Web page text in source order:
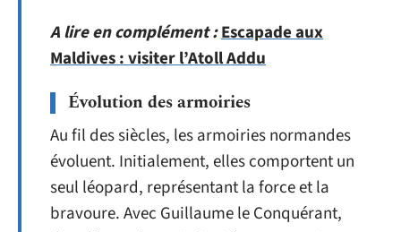
A lire en complément :Escapade aux
Maldives : visiter l’Atoll Addu
Évolution des armoiries
Au fil des siècles, les armoiries normandes
évoluent. Initialement, elles comportent un
seul léopard, représentant la force et la
bravoure. Avec Guillaume le Conquérant,